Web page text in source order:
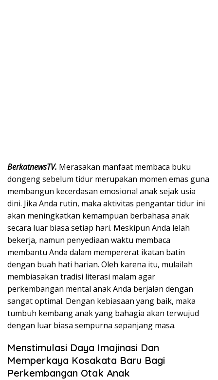
BerkatnewsTV. Merasakan manfaat membaca buku
dongeng sebelum tidur merupakan momen emas guna
membangun kecerdasan emosional anak sejak usia
dini. Jika Anda rutin, maka aktivitas pengantar tidur ini
akan meningkatkan kemampuan berbahasa anak
secara luar biasa setiap hari. Meskipun Anda lelah
bekerja, namun penyediaan waktu membaca
membantu Anda dalam mempererat ikatan batin
dengan buah hati harian. Oleh karena itu, mulailah
membiasakan tradisi literasi malam agar
perkembangan mental anak Anda berjalan dengan
sangat optimal. Dengan kebiasaan yang baik, maka
tumbuh kembang anak yang bahagia akan terwujud
dengan luar biasa sempurna sepanjang masa.
Menstimulasi Daya Imajinasi Dan
Memperkaya Kosakata Baru Bagi
Perkembangan Otak Anak